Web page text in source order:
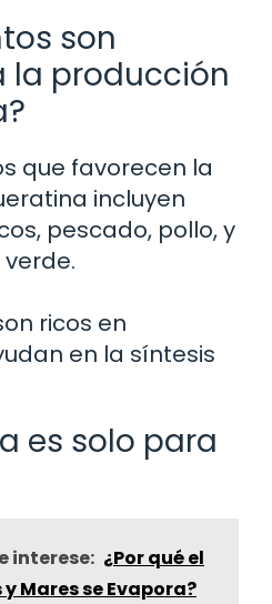
son
la producción
que favorecen la
incluyen
pescado, pollo, y
ricos en
en la síntesis
es solo para
interese: ¿Por qué el
Mares se Evapora?